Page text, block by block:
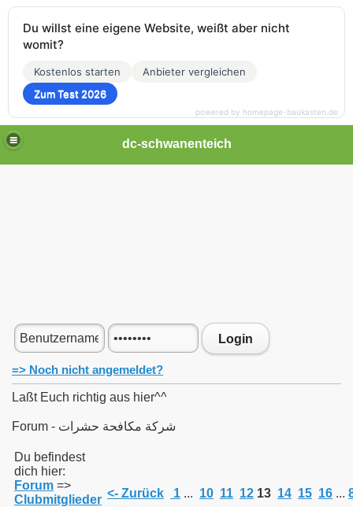
dc-schwanenteich
Login
=> Noch nicht angemeldet?
Laßt Euch richtig aus hier^^
Forum - شركة مكافحة حشرات
Du befindest
dich hier:
Forum =>
Clubmitglieder <- Zurück 1 ... 10 11 12 13 14 15 16 ...
Du willst eine eigene Website, weißt aber nicht
womit?
Kostenlos starten
Anbieter vergleichen
Zum Test 2026
powered by homepage-baukasten.de